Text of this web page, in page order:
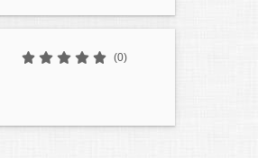
(0)